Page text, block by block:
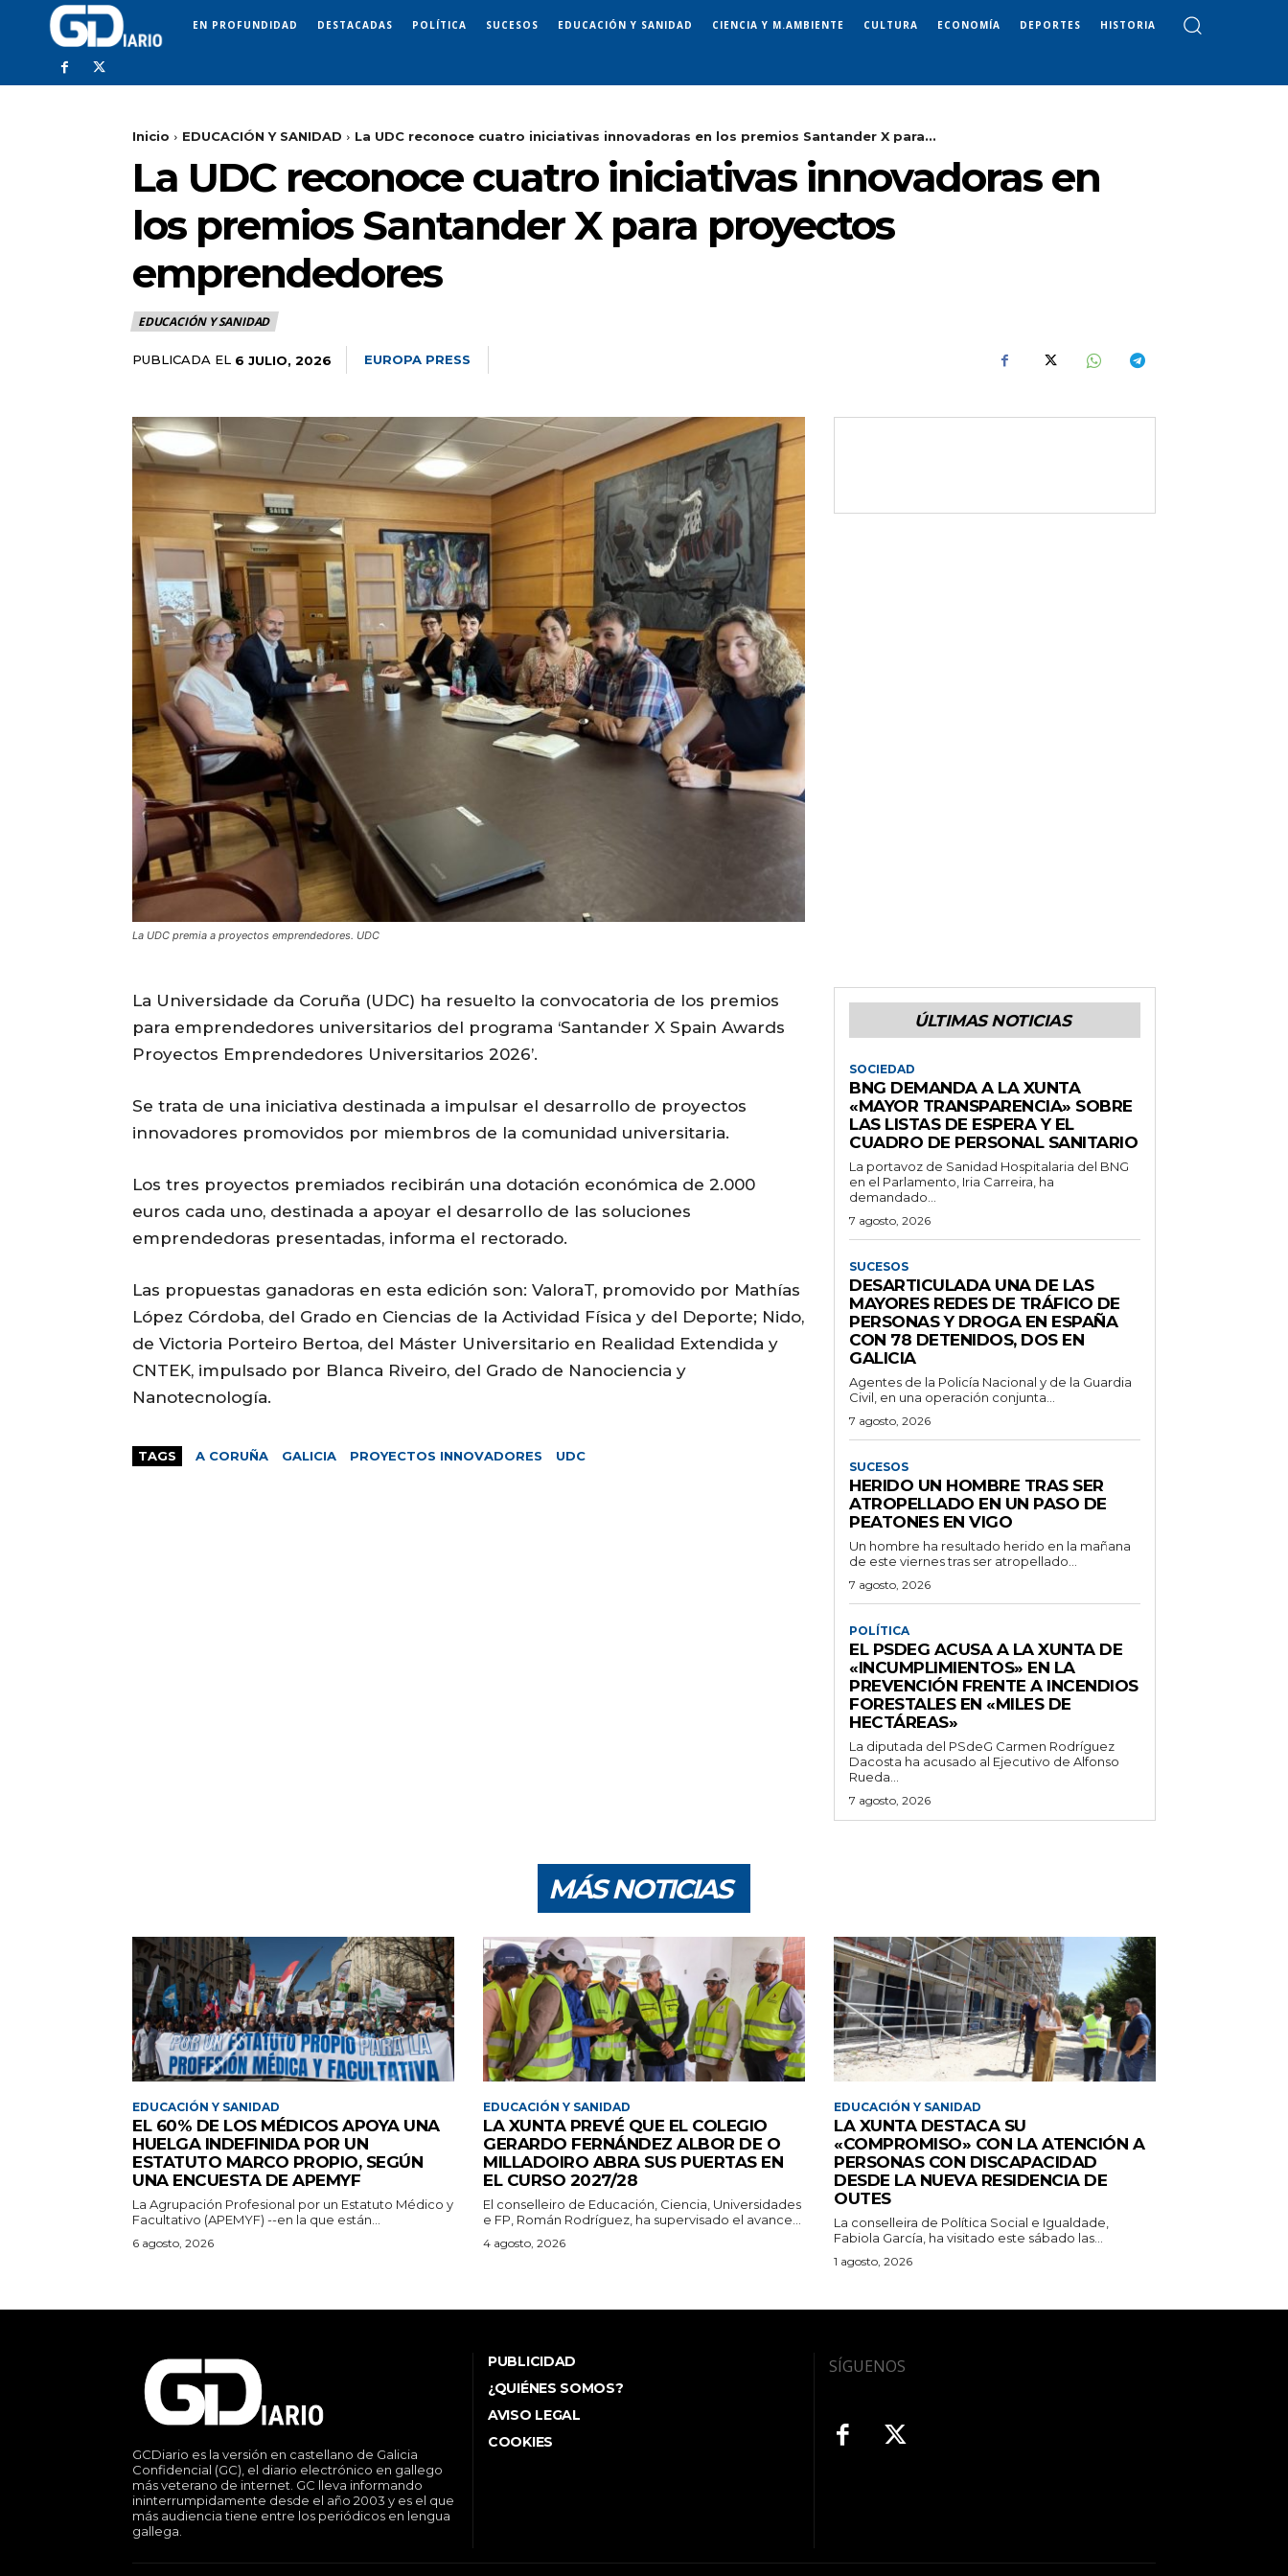
EN PROFUNDIDAD DESTACADAS POLÍTICA SUCESOS EDUCACIÓN Y SANIDAD CIENCIA Y M.AMBIENTE CULTURA ECONOMÍA DEPORTES HISTORIA
Inicio EDUCACIÓN Y SANIDAD La UDC reconoce cuatro iniciativas innovadoras en los premios Santander X para...
La UDC reconoce cuatro iniciativas innovadoras en
los premios Santander X para proyectos
emprendedores
EDUCACIÓN Y SANIDAD
PUBLICADA EL 6 JULIO, 2026 EUROPA PRESS
La UDC premia a proyectos emprendedores. UDC
La Universidade da Coruña (UDC) ha resuelto la convocatoria de los premios
para emprendedores universitarios del programa ‘Santander X Spain Awards
Proyectos Emprendedores Universitarios 2026’.
Se trata de una iniciativa destinada a impulsar el desarrollo de proyectos
innovadores promovidos por miembros de la comunidad universitaria.
Los tres proyectos premiados recibirán una dotación económica de 2.000
euros cada uno, destinada a apoyar el desarrollo de las soluciones
emprendedoras presentadas, informa el rectorado.
Las propuestas ganadoras en esta edición son: ValoraT, promovido por Mathías
López Córdoba, del Grado en Ciencias de la Actividad Física y del Deporte; Nido,
de Victoria Porteiro Bertoa, del Máster Universitario en Realidad Extendida y
CNTEK, impulsado por Blanca Riveiro, del Grado de Nanociencia y
Nanotecnología.
TAGS A CORUÑA GALICIA PROYECTOS INNOVADORES UDC
ÚLTIMAS NOTICIAS
SOCIEDAD
BNG DEMANDA A LA XUNTA
«MAYOR TRANSPARENCIA» SOBRE
LAS LISTAS DE ESPERA Y EL
CUADRO DE PERSONAL SANITARIO
La portavoz de Sanidad Hospitalaria del BNG
en el Parlamento, Iria Carreira, ha
demandado...
7 agosto, 2026
SUCESOS
DESARTICULADA UNA DE LAS
MAYORES REDES DE TRÁFICO DE
PERSONAS Y DROGA EN ESPAÑA
CON 78 DETENIDOS, DOS EN
GALICIA
Agentes de la Policía Nacional y de la Guardia
Civil, en una operación conjunta...
7 agosto, 2026
SUCESOS
HERIDO UN HOMBRE TRAS SER
ATROPELLADO EN UN PASO DE
PEATONES EN VIGO
Un hombre ha resultado herido en la mañana
de este viernes tras ser atropellado...
7 agosto, 2026
POLÍTICA
EL PSDEG ACUSA A LA XUNTA DE
«INCUMPLIMIENTOS» EN LA
PREVENCIÓN FRENTE A INCENDIOS
FORESTALES EN «MILES DE
HECTÁREAS»
La diputada del PSdeG Carmen Rodríguez
Dacosta ha acusado al Ejecutivo de Alfonso
Rueda...
7 agosto, 2026
MÁS NOTICIAS
EDUCACIÓN Y SANIDAD
EL 60% DE LOS MÉDICOS APOYA UNA
HUELGA INDEFINIDA POR UN
ESTATUTO MARCO PROPIO, SEGÚN
UNA ENCUESTA DE APEMYF
La Agrupación Profesional por un Estatuto Médico y
Facultativo (APEMYF) --en la que están...
6 agosto, 2026
EDUCACIÓN Y SANIDAD
LA XUNTA PREVÉ QUE EL COLEGIO
GERARDO FERNÁNDEZ ALBOR DE O
MILLADOIRO ABRA SUS PUERTAS EN
EL CURSO 2027/28
El conselleiro de Educación, Ciencia, Universidades
e FP, Román Rodríguez, ha supervisado el avance...
4 agosto, 2026
EDUCACIÓN Y SANIDAD
LA XUNTA DESTACA SU
«COMPROMISO» CON LA ATENCIÓN A
PERSONAS CON DISCAPACIDAD
DESDE LA NUEVA RESIDENCIA DE
OUTES
La conselleira de Política Social e Igualdade,
Fabiola García, ha visitado este sábado las...
1 agosto, 2026
GCDiario es la versión en castellano de Galicia
Confidencial (GC), el diario electrónico en gallego
más veterano de internet. GC lleva informando
ininterrumpidamente desde el año 2003 y es el que
más audiencia tiene entre los periódicos en lengua
gallega.
PUBLICIDAD
¿QUIÉNES SOMOS?
AVISO LEGAL
COOKIES
SÍGUENOS